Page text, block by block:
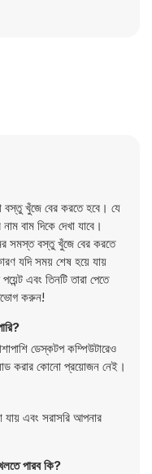
খুঁজে বের করতে হবে। যে
বাম দিকে দেখা যাবে।
সমস্ত বস্তু খুঁজে বের করতে
যদি সময় শেষ হয়ে যায়
এবং তিনটি তারা পেতে
করুন!
ডেস্কটপ কম্পিউটারেও
করার কোনো প্রয়োজন নেই।
এবং সরাসরি আপনার
পারব কি?